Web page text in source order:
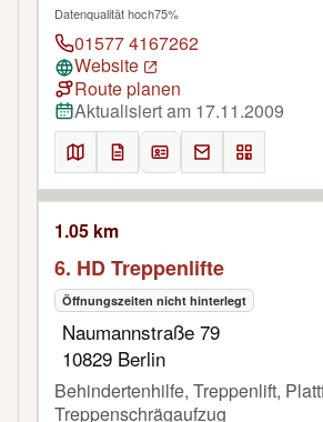
Datenqualität hoch75%
01577 4167262
Website
Route planen
Aktualisiert am 17.11.2009
1.05 km
6. HD Treppenlifte
Öffnungszeiten nicht hinterlegt
Naumannstraße 79
10829 Berlin
Behindertenhilfe, Treppenlift,
Treppenschrägaufzug